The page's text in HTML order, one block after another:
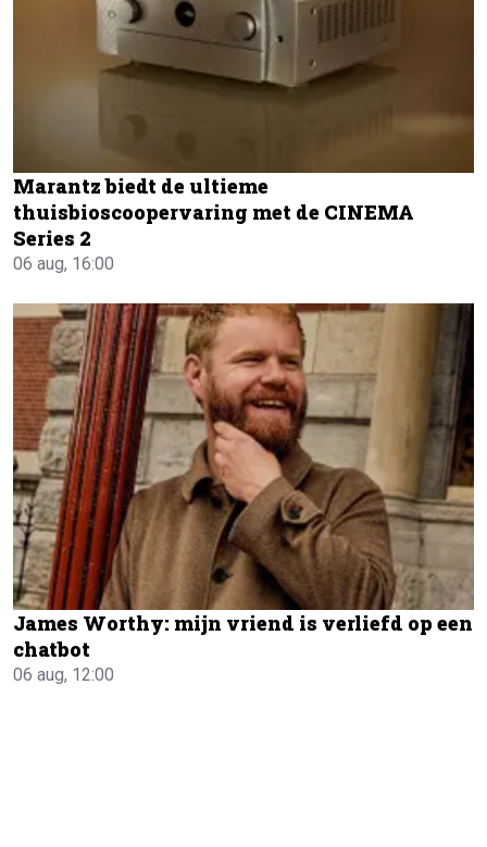
Marantz biedt de ultieme
thuisbioscoopervaring met de CINEMA
Series 2
06 aug, 16:00
James Worthy: mijn vriend is verliefd op een
chatbot
06 aug, 12:00